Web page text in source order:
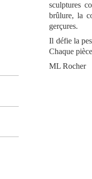
sculptures
brûlure, la
gerçures.
Il défie la
Chaque
ML Rocher